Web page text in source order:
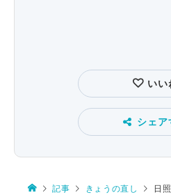
いい
シェア
記事 きょうの直し 日